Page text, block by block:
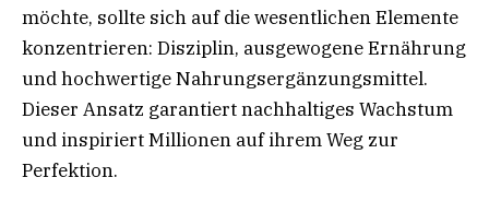
möchte, sollte sich auf die wesentlichen Elemente
konzentrieren: Disziplin, ausgewogene Ernährung
und hochwertige Nahrungsergänzungsmittel.
Dieser Ansatz garantiert nachhaltiges Wachstum
und inspiriert Millionen auf ihrem Weg zur
Perfektion.